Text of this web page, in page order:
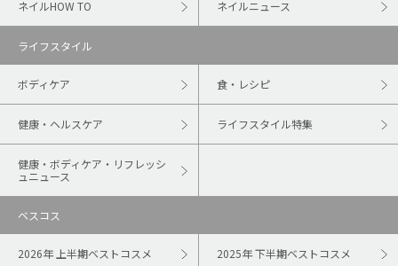
ネイルHOW TO ネイルニュース
ライフスタイル
ボディケア 食・レシピ
健康・ヘルスケア ライフスタイル特集
健康・ボディケア・リフレッシ
ュニュース
ベスコス
2026年 上半期ベストコスメ 2025年 下半期ベストコスメ